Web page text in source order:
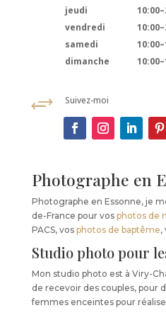
jeudi
vendredi
samedi
dimanche
+ Suivez-moi
Photographe en
Photographe en Essonne, je
de-France pour vos photos de
PACS, vos photos de baptême,
Studio photo pour
Mon studio photo est à Viry-
de recevoir des couples, pour
femmes enceintes pour